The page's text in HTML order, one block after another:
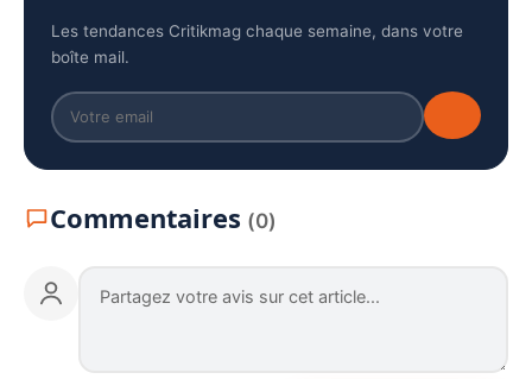
Les tendances Critikmag chaque semaine, dans votre
boîte mail.
Commentaires (0)